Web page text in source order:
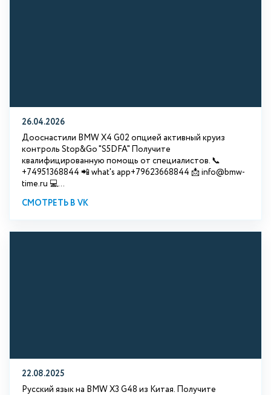
26.04.2026
Дооснастили BMW X4 G02 опцией активный круиз
контроль Stop&Go "S5DFA" Получите
квалифицированную помощь от специалистов. 📞
+74951368844 📲 what's app+79623668844 📩 info@bmw-
time.ru 💻...
СМОТРЕТЬ В VK
22.08.2025
Русский язык на BMW X3 G48 из Китая. Получите